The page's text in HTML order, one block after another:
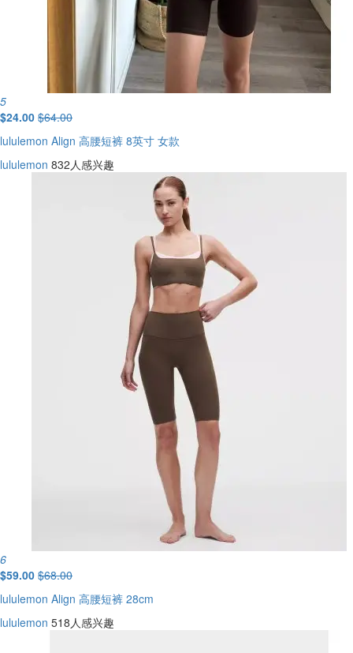
5
$24.00 $64.00
lululemon Align 高腰短裤 8英寸 女款
lululemon 832人感兴趣
6
$59.00 $68.00
lululemon Align 高腰短裤 28cm
lululemon 518人感兴趣